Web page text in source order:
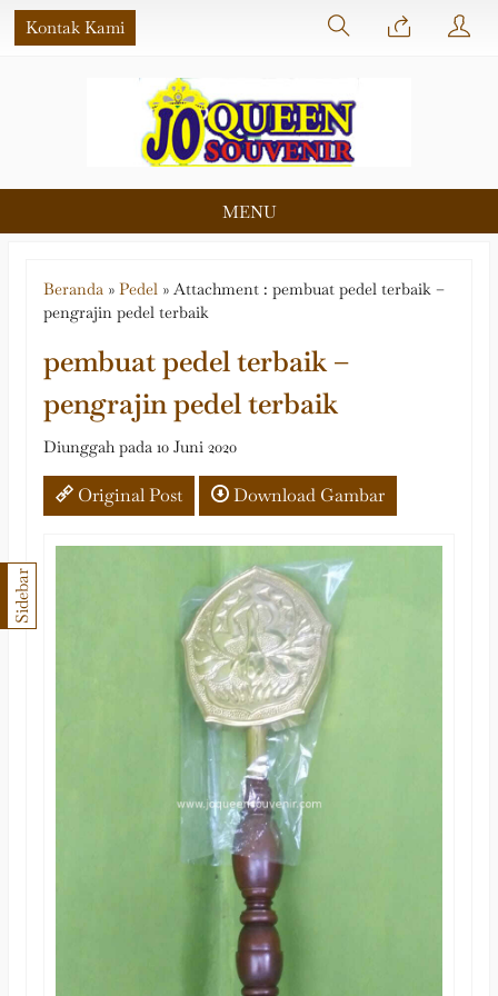
Kontak Kami
MENU
Beranda » Pedel » Attachment : pembuat pedel terbaik –
pengrajin pedel terbaik
pembuat pedel terbaik –
pengrajin pedel terbaik
Diunggah pada 10 Juni 2020
Original Post Download Gambar
Sidebar